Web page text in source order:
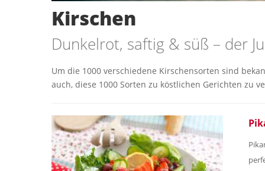
Kirschen
Dunkelrot, saftig & süß – der
Um die 1000 verschiedene Kirschensorten sind
auch, diese 1000 Sorten zu köstlichen Gerichten zu